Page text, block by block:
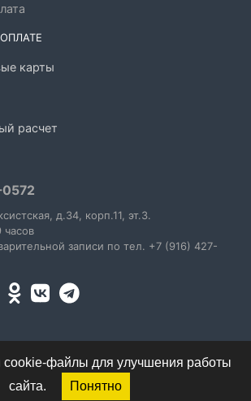
карты
расчет
, д.34, корп.11, эт.3.
часов
записи по тел. +7 (916) 427-
- информация о правах
файлы для улучшения работы
сайта.
Понятно